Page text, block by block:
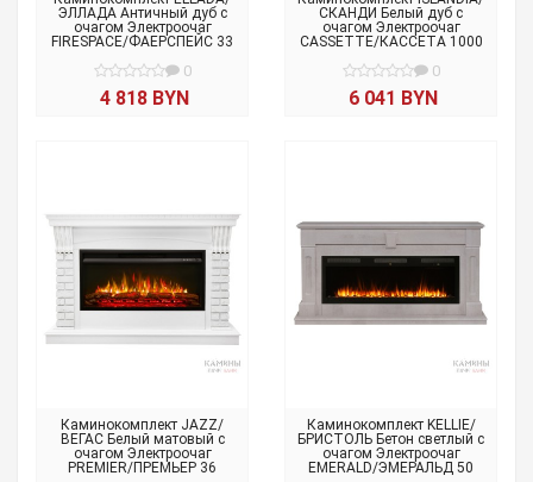
ЭЛЛАДА Античный дуб с
очагом Электроочаг
FIRESPACE/ФАЕРСПЕЙС 33
0
4 818 BYN
СКАНДИ Белый дуб с
очагом Электроочаг
CASSETTE/КАССЕТА 1000
0
6 041 BYN
Каминокомплект JAZZ/
ВЕГАС Белый матовый с
очагом Электроочаг
PREMIER/ПРЕМЬЕР 36
Каминокомплект KELLIE/
БРИСТОЛЬ Бетон светлый с
очагом Электроочаг
EMERALD/ЭМЕРАЛЬД 50